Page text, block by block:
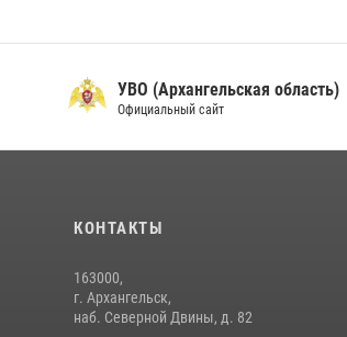
УВО (Архангельская область)
Официальный сайт
КОНТАКТЫ
163000,
г. Архангельск,
наб. Северной Двины, д. 82